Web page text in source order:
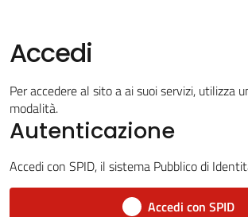
Casalfiumanese
Accedi
Per accedere al sito a ai suoi servizi, utilizza
modalità.
Autenticazione
Accedi con SPID, il sistema Pubblico di
Accedi con SPID